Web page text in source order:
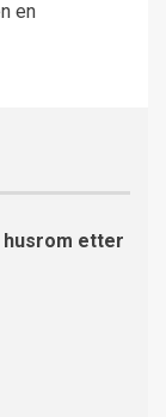
en
husrom etter